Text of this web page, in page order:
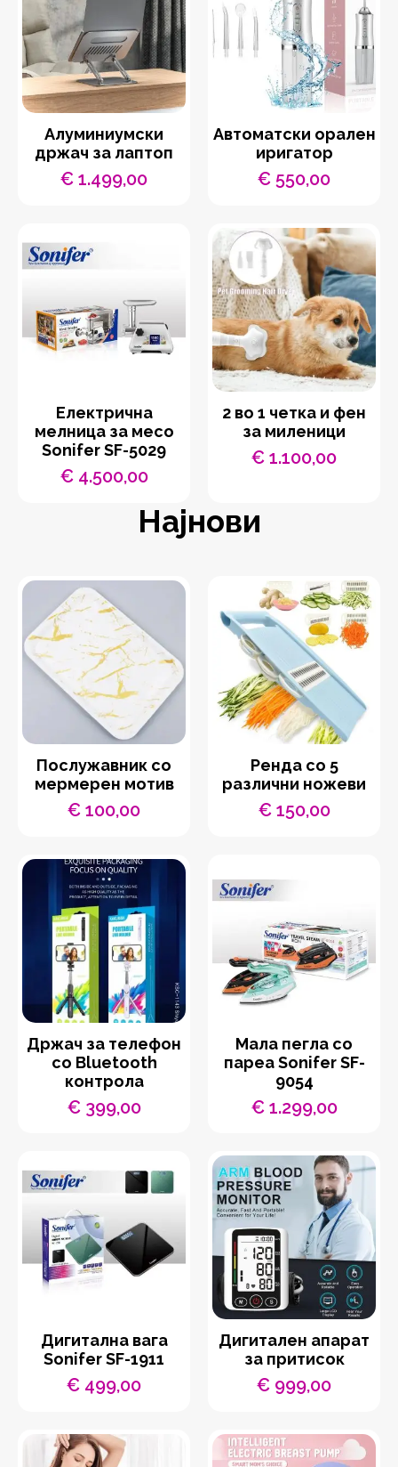
Aлуминиумски
држач за лаптоп
€ 1.499,00
Автоматски орален
иригатор
€ 550,00
Eлектрична
мелница за месо
Sonifer SF-5029
€4.500,00
2 во 1 четка и фен
за миленици
€ 1.100,00
Најнови
Послужавник со
мермерен мотив
€ 100,00
Ренда со 5
различни ножеви
€150,00
Држач за телефон
со Bluetooth
контрола
€399,00
Мала пегла со
пареа Sonifer SF-
9054
€1.299,00
Дигитална вага
Sonifer SF-1911
€ 499,00
Дигитален апарат
за притисок
€ 999,00